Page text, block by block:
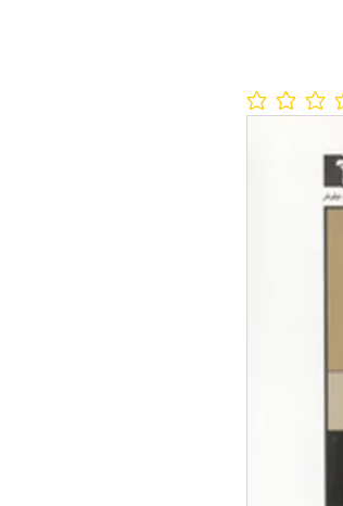
No ratings yet